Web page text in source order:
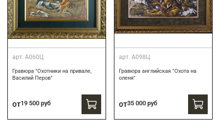
арт. А060Ц
Гравюра "Охотники на привале,
Василий Перов"
от19 500 руб
арт. А098Ц
Гравюра английская "Охота на
оленя"
от35 000 руб